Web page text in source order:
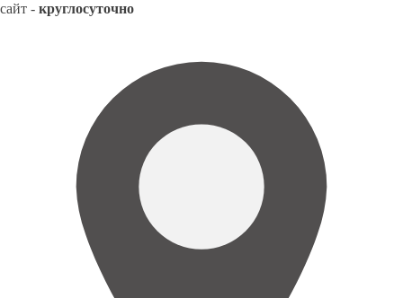
сайт - круглосуточно